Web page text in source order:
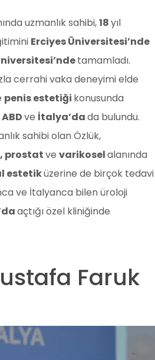
uzmanlık sahibi,18yıl
Erciyes Üniversitesi’nde
tamamladı.
cerrahi vaka deneyimi elde
penis estetiği konusunda
ABDve İtalya’dada bulundu.
sahibi olan Özlük,
prostatve varikoselalanında
estetiküzerine de birçok tedavi
ve İtalyanca bilen üroloji
açtığı özel kliniğinde
Faruk